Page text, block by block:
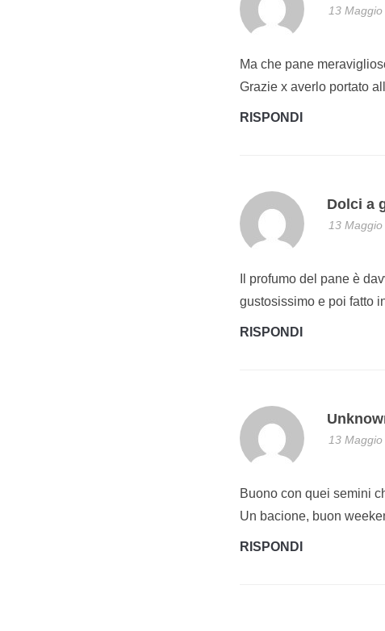
13
Ma che pane
Grazie x averlo portato
RISPONDI
Dolci a
13
Il profumo del pane è
gustosissimo e poi fatto
RISPONDI
13
Buono con quei semini
Un bacione, buon
RISPONDI